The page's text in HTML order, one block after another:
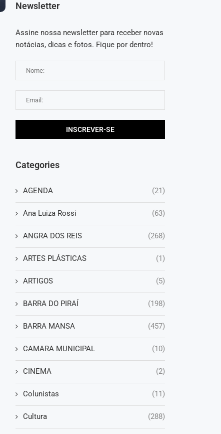
Newsletter
Assine nossa newsletter para receber novas
notácias, dicas e fotos. Fique por dentro!
Categories
AGENDA (21)
Ana Luiza Rossi (63)
ANGRA DOS REIS (268)
ARTES PLÁSTICAS (1)
ARTIGOS (5)
BARRA DO PIRAÍ (198)
BARRA MANSA (457)
CAMARA MUNICIPAL (10)
CINEMA (2)
Colunistas (11)
Cultura (288)